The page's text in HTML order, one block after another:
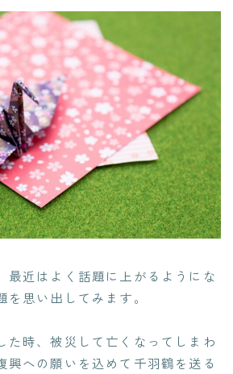
最近はよく話題に上がるようにな
を思い出してみます。
た時、被災して亡くなってしまわ
興への願いを込めて千羽鶴を送る